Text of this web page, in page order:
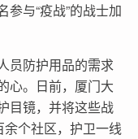
与“疫战”的战士加
员防护用品的需求
心。日前，厦门大
目镜，并将这些战
余个社区，护卫一线